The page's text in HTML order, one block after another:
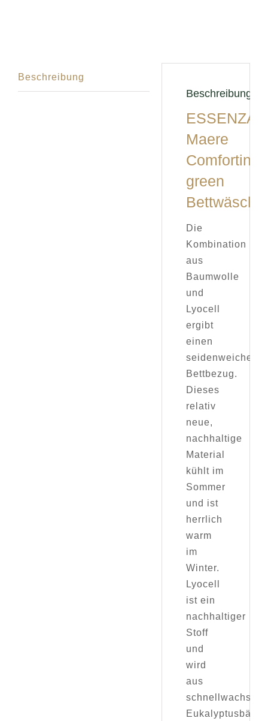
Beschreibung
Beschreibung
ESSENZA
Maere
Comforting
green
Bettwäsche
Die
Kombination
aus
Baumwolle
und
Lyocell
ergibt
einen
seidenweichen
Bettbezug.
Dieses
relativ
neue,
nachhaltige
Material
kühlt im
Sommer
und ist
herrlich
warm
im
Winter.
Lyocell
ist ein
nachhaltiger
Stoff
und
wird
aus